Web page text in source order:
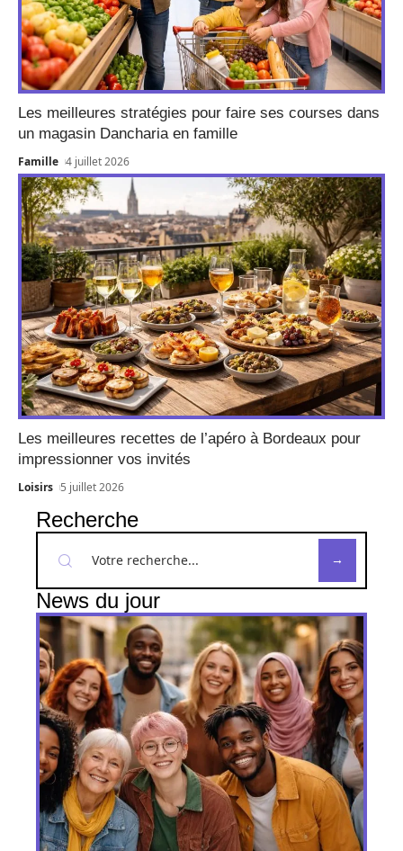
Les meilleures stratégies pour faire ses courses dans
un magasin Dancharia en famille
Famille 4 juillet 2026
Les meilleures recettes de l’apéro à Bordeaux pour
impressionner vos invités
Loisirs 5 juillet 2026
Recherche
News du jour